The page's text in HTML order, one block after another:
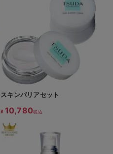
スキンバリアセット
¥ 10,780税込